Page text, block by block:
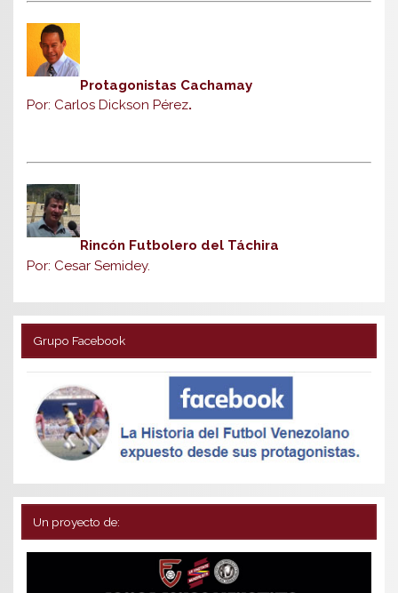
Protagonistas Cachamay
Por: Carlos Dickson Pérez.
Rincón Futbolero del Táchira
Por: Cesar Semidey.
Grupo Facebook
Un proyecto de: